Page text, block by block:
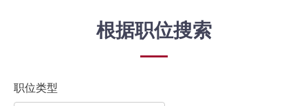
根据职位搜索
职位类型